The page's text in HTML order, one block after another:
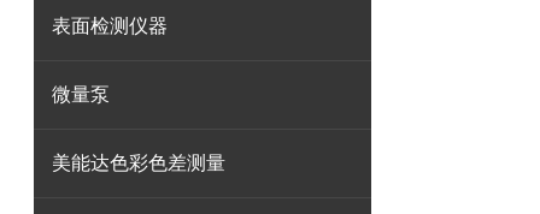
表面检测仪器
微量泵
美能达色彩色差测量